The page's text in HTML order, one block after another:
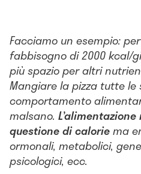
Facciamo un esempio:
fabbisogno di 2000 kcal/
più spazio per altri
Mangiare la pizza tutte le
comportamento
malsano.
questione di caloriema
ormonali, metabolici,
psicologici, ecc.